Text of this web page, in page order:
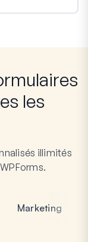
les
illimités
Marketing